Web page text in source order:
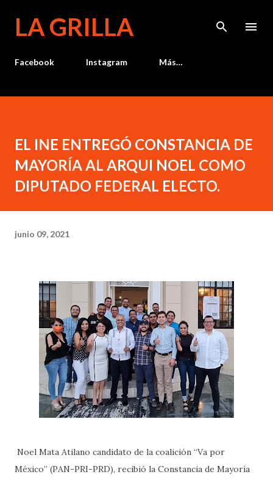
LA GRILLA
Facebook Instagram Más…
EL INE ENTREGÓ CONSTANCIA DE
MAYORÍA AL ARQUI NOEL COMO
DIPUTADO FEDERAL ELECTO.
junio 09, 2021
Noel Mata Atilano candidato de la coalición “Va por
México” (PAN-PRI-PRD), recibió la Constancia de Mayoría